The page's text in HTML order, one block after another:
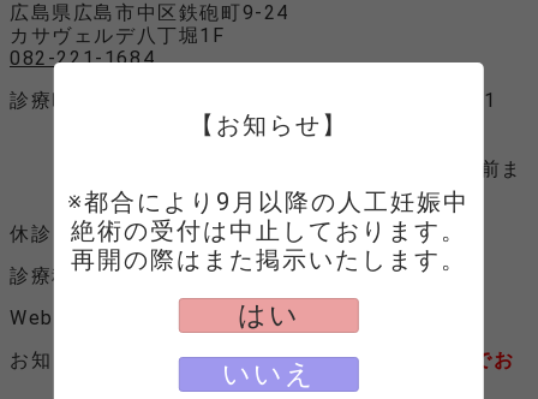
広島県広島市中区鉄砲町9-24
カサヴェルデ八丁堀1F
082-221-1684
診療時間
平日 10：00～13：00、15：00～1
8：00
(初診受付は診療終了時間の３０分前ま
でとなっております。)
休診日
水曜日、日曜日、祝祭日
診療科目
産婦人科
Webサイト
Webサイトへ
お知らせ
＊予約のキャンセル・変更は電話でお
願いいたします
【お知らせ】
※都合により9月以降の人工妊娠中
絶術の受付は中止しております。
再開の際はまた掲示いたします。
はい
いいえ